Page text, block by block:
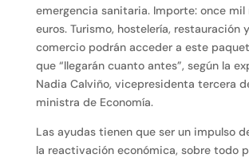
emergencia sanitaria. Importe: once mil
euros. Turismo, hostelería, restauración
comercio podrán acceder a este
que “llegarán cuanto antes”, según la
Nadia Calviño, vicepresidenta tercera
ministra de Economía.
Las ayudas tienen que ser un impulso
la reactivación económica, sobre todo